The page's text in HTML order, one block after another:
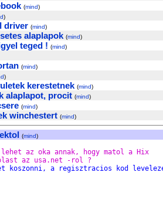
(mind)
)
driver (mind)
alaplapok (mind)
teged ! (mind)
(mind)
)
kerestetnek (mind)
alaplapot, procit (mind)
(mind)
winchestert (mind)
(mind)
lehet az oka annak, hogy matol a Hix
az usa.net -rol ?
koszonni, a regisztracios kod